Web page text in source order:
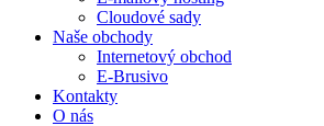
Cloudové sady
Naše obchody
Internetový obchod
E-Brusivo
Kontakty
O nás